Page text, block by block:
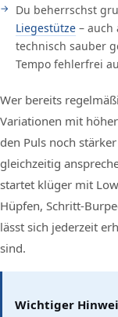
Du beherrschst
Liegestütze – auch
technisch sauber
Tempo fehlerfrei
Wer bereits
Variationen mit
den Puls noch
gleichzeitig
startet klüger mit
Hüpfen, Schritt-
lässt sich jederzeit
sind.
Wichtiger